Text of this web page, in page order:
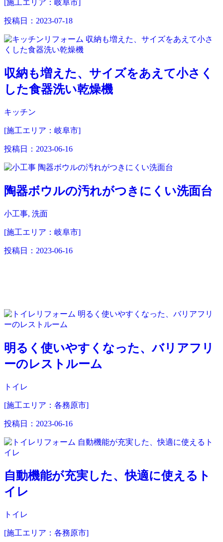
[施工エリア：岐阜市]
投稿日： 2023-07-18
収納も増えた、サイズをあえて小さく
した食器洗い乾燥機
キッチン
[施工エリア：岐阜市]
投稿日： 2023-06-16
陶器ボウルの汚れがつきにくい洗面台
小工事, 洗面
[施工エリア：岐阜市]
投稿日： 2023-06-16
明るく使いやすくなった、バリアフリ
ーのレストルーム
トイレ
[施工エリア：各務原市]
投稿日： 2023-06-16
自動機能が充実した、快適に使えるト
イレ
トイレ
[施工エリア：各務原市]